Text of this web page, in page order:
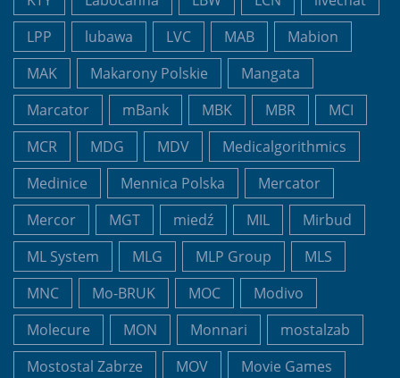
LPP
lubawa LVC MAB
Mabion
MAK
Makarony Polskie
Mangata
Marcator
mBank MBK MBR
MCI
MCR
MDG MDV
Medicalgorithmics
Medinice
Mennica Polska
Mercator
Mercor
MGT miedź MIL
Mirbud
ML System
MLG MLP Group
MLS
MNC
Mo-BRUK MOC
Modivo
Molecure
MON Monnari
mostalzab
Mostostal Zabrze
MOV
Movie Games